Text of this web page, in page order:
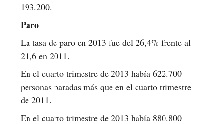
193.200.
Paro
La tasa de paro en 2013 fue del 26,4% frente al
21,6 en 2011.
En el cuarto trimestre de 2013 había 622.700
personas paradas más que en el cuarto trimestre
de 2011.
En el cuarto trimestre de 2013 había 880.800